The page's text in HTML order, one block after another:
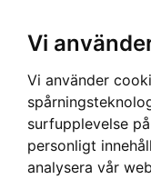
Vi
Vi använder
surfupplevelse
personligt
analysera vår
Hem› HERR›TRÖJOR ›